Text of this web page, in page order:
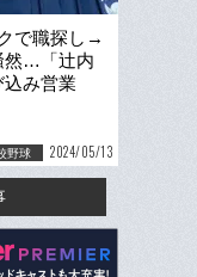
で職探し→
然…「辻内
み営業
野球 2024/05/13